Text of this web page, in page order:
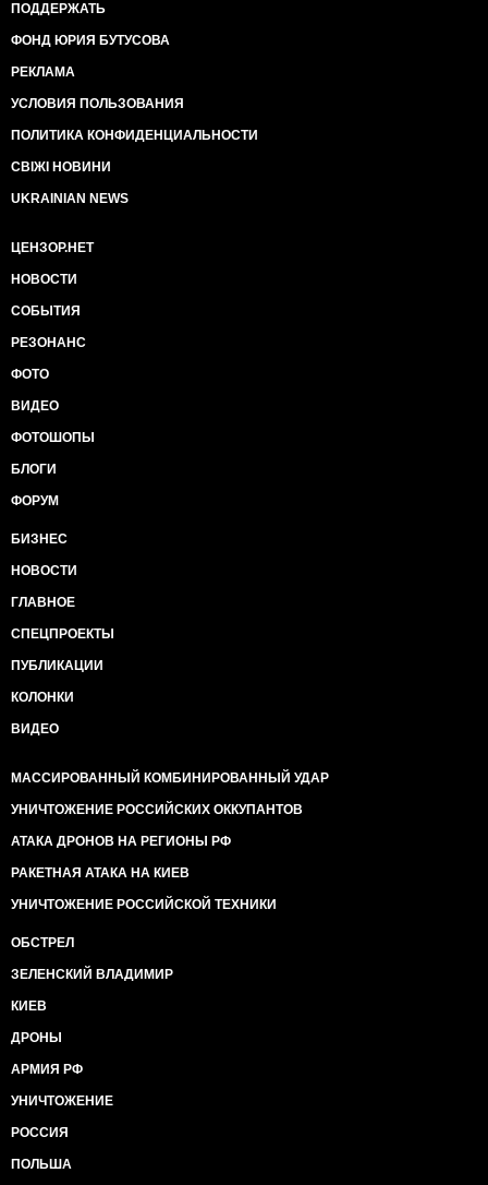
ПОДДЕРЖАТЬ
ФОНД ЮРИЯ БУТУСОВА
РЕКЛАМА
УСЛОВИЯ ПОЛЬЗОВАНИЯ
ПОЛИТИКА КОНФИДЕНЦИАЛЬНОСТИ
СВІЖІ НОВИНИ
UKRAINIAN NEWS
ЦЕНЗОР.НЕТ
НОВОСТИ
СОБЫТИЯ
РЕЗОНАНС
ФОТО
ВИДЕО
ФОТОШОПЫ
БЛОГИ
ФОРУМ
БИЗНЕС
НОВОСТИ
ГЛАВНОЕ
СПЕЦПРОЕКТЫ
ПУБЛИКАЦИИ
КОЛОНКИ
ВИДЕО
МАССИРОВАННЫЙ КОМБИНИРОВАННЫЙ УДАР
УНИЧТОЖЕНИЕ РОССИЙСКИХ ОККУПАНТОВ
АТАКА ДРОНОВ НА РЕГИОНЫ РФ
РАКЕТНАЯ АТАКА НА КИЕВ
УНИЧТОЖЕНИЕ РОССИЙСКОЙ ТЕХНИКИ
ОБСТРЕЛ
ЗЕЛЕНСКИЙ ВЛАДИМИР
КИЕВ
ДРОНЫ
АРМИЯ РФ
УНИЧТОЖЕНИЕ
РОССИЯ
ПОЛЬША